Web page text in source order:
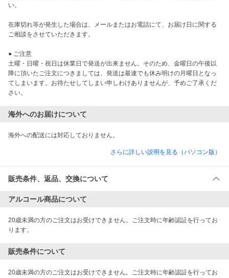
い。
在庫切れ等が発生した場合は、メールまたはお電話にて、お届け日に関する
ご相談をさせていただきます。
● ご注意
土曜・日曜・祝日は休業日で発送が出来ません。そのため、金曜日の午後以
降に頂いたご注文につきましては、発送は最速でも休み明けの月曜日となっ
てしまいます。お待たせしてしまい申しわけありませんが、予めご了承くだ
海外へのお届けについて
海外への配送には対応しておりません。
さらに詳しい説明を見る（パソコン版）
販売条件、返品、交換について
アルコール商品について
20歳未満の方のご注文はお受けできません。ご注文時に年齢認証を行ってお
ります。
販売条件について
20歳未満の方のご注文はお受けできません。ご注文時に年齢認証を行ってお